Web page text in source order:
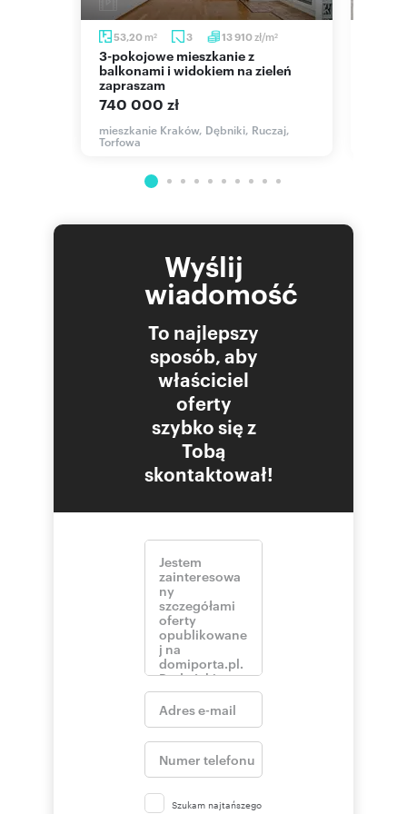
53,20 m2 3 13 910zł/m2
3-pokojowe mieszkanie z
balkonami i widokiem na zieleń
zapraszam
740 000 zł
mieszkanie Kraków, Dębniki, Ruczaj,
Torfowa
Wyślij
wiadomość
To najlepszy
sposób, aby
właściciel
oferty
szybko się z
Tobą
skontaktował!
Szukam najtańszego